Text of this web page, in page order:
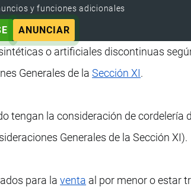
y funciones adicionales
ANUNCIAR
o artificiales discontinuas
Generales de laSección XI.
tengan la consideración de cordelería
Generales de la Sección XI).
para laventa al por menor o estar